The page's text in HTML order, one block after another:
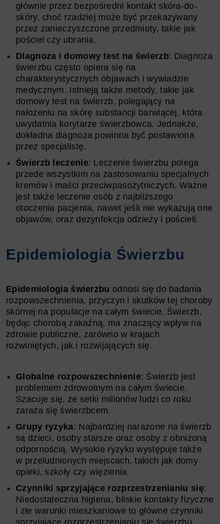
głównie przez bezpośredni kontakt skóra-do-
skóry, choć rzadziej może być przekazywany
przez zanieczyszczone przedmioty, takie jak
pościel czy ubrania.
Diagnoza i domowy test na świerzb: Diagnoza
świerzbu często opiera się na
charakterystycznych objawach i wywiadzie
medycznym. Istnieją także metody, takie jak
domowy test na świerzb, polegający na
nałożeniu na skórę substancji barwiącej, która
uwydatnia korytarze świerzbowca. Jednakże,
dokładna diagnoza powinna być postawiona
przez specjalistę.
Świerzb leczenie: Leczenie świerzbu polega
przede wszystkim na zastosowaniu specjalnych
kremów i maści przeciwpasożytniczych. Ważne
jest także leczenie osób z najbliższego
otoczenia pacjenta, nawet jeśli nie wykazują one
objawów, oraz dezynfekcja odzieży i pościeli.
Epidemiologia Świerzbu
Epidemiologia świerzbu odnosi się do badania
rozpowszechnienia, przyczyn i skutków tej choroby
skórnej na populacje na całym świecie. Świerzb,
będąc chorobą zakaźną, ma znaczący wpływ na
zdrowie publiczne, zarówno w krajach
rozwiniętych, jak i rozwijających się.
Globalne rozpowszechnienie: Świerzb jest
problemem zdrowotnym na całym świecie.
Szacuje się, że setki milionów ludzi co roku
zaraża się świerzbcem.
Grupy ryzyka: Najbardziej narażone na świerzb
są dzieci, osoby starsze oraz osoby z obniżoną
odpornością. Wysokie ryzyko występuje także
w przeludnionych miejscach, takich jak domy
opieki, szkoły czy więzienia.
Czynniki sprzyjające rozprzestrzenianiu się:
Niedostateczna higiena, bliskie kontakty fizyczne
i złe warunki mieszkaniowe to główne czynniki
sprzyjające rozprzestrzenianiu się świerzbu.